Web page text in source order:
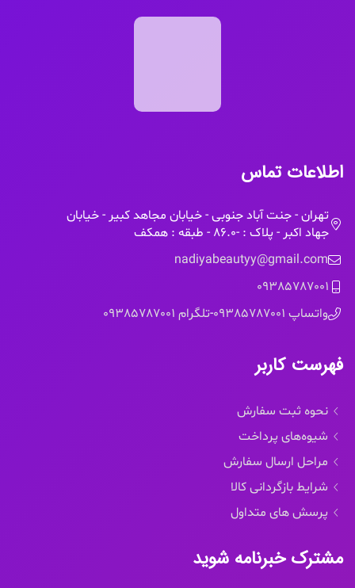
اطلاعات تماس
تهران - جنت آباد جنوبی - خیابان مجاهد کبیر - خیابان
جهاد اکبر - پلاک : -86.0 - طبقه : همکف
nadiyabeautyy@gmail.com
09385787001
واتساپ 09385787001
-تلگرام 09385787001
فهرست کاربر
نحوه ثبت سفارش
شیوه‌های پرداخت
مراحل ارسال سفارش
شرایط بازگردانی کالا
پرسش های متداول
مشترک خبرنامه شوید